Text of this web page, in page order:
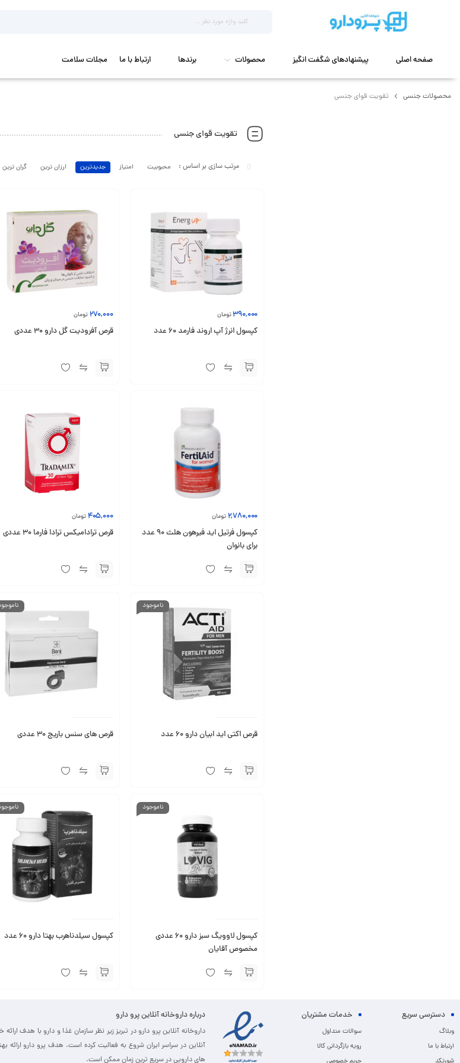
صفحه اصلی پیشنهادهای شگفت انگیز محصولات برندها ارتباط با ما مجلات سلامت
محصولات جنسی تقویت قوای جنسی
تقویت قوای جنسی
محبوبیت امتیاز جدیدترین ارزان ترین گران ترین
390,000تومان
کپسول انرژ آپ اروند فارمد 60 عدد
270,000تومان
قرص آفرودیت گل دارو ۳۰ عددی
2,780,000 تومان
کپسول فرتیل اید فیرهون هلث 90 عدد
برای بانوان
405,000 تومان
قرص ترادامیکس ترادا فارما ۳۰ عددی
ناموجود
قرص اکتی اید ابیان دارو 60 عدد قرص های سنس باریج 30 عددی
ناموجود
کپسول لاوویگ سبز دارو ۶۰ عددی
مخصوص آقایان
کپسول سیلدناهرب بهتا دارو 60 عدد
دسترسی سریع
وبلاگ
ارتباط با ما
خدمات مشتریان
سوالات متداول
رویه بازگردانی کالا
درباره داروخانه آنلاین پرو دارو
داروخانه آنلاین پرو دارو در تبریز زیر نظر سازمان غذا و دارو با هدف
آنلاین در سراسر ایران شروع به فعالیت کرده است. هدف پرو دارو ارائه
های دارویی در سریع ترین زمان ممکن است.